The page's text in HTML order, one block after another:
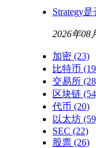
Strategy
2026年08
加密 (23)
比特币
交易所
区块链
代币 (20)
以太坊
SEC (22)
股票 (26)